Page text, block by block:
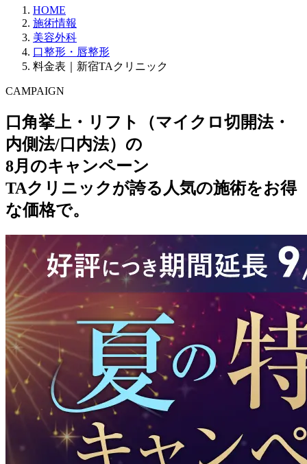
HOME
施術情報
美容外科
口整形・唇整形
料金表｜新宿TAクリニック
CAMPAIGN
口角挙上・リフト
（マイクロ切開法・
内側法/口内法） の
8月のキャンペーン
TAクリニックが誇る人気の施術をお得
な価格で。